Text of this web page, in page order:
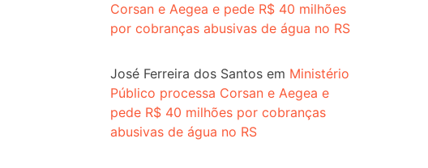
Corsan e Aegea e pede R$ 40 milhões
por cobranças abusivas de água no RS
José Ferreira dos Santos em Ministério
Público processa Corsan e Aegea e
pede R$ 40 milhões por cobranças
abusivas de água no RS